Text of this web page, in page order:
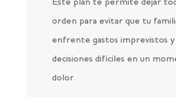
Este plan te permite dejar
orden para evitar que tu
enfrente gastos imprevistos y
decisiones difíciles en un
dolor.